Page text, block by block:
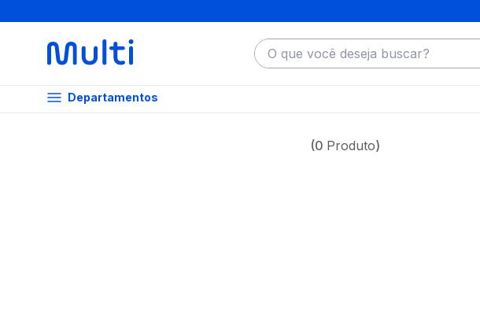
O que você deseja buscar?
Departamentos
0 Produto